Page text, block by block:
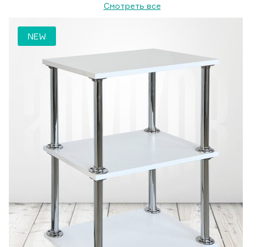
Смотреть все
NEW